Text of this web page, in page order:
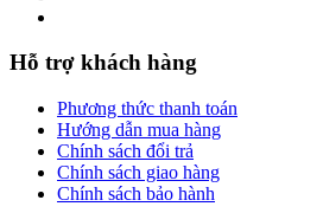
Hỗ trợ khách hàng
Phương thức thanh toán
Hướng dẫn mua hàng
Chính sách đổi trả
Chính sách giao hàng
Chính sách bảo hành